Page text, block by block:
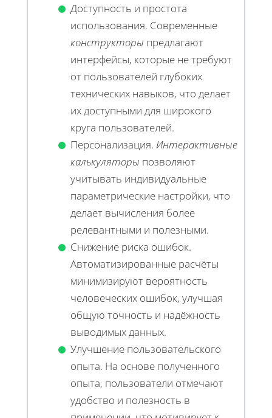
Доступность и простота
использования. Современные
конструкторы предлагают
интерфейсы, которые не требуют
от пользователей глубоких
технических навыков, что делает
их доступными для широкого
круга пользователей.
Персонализация. Интерактивные
калькуляторы позволяют
учитывать индивидуальные
параметрические настройки, что
делает вычисления более
релевантными и полезными.
Снижение риска ошибок.
Автоматизированные расчёты
минимизируют вероятность
человеческих ошибок, улучшая
общую точность и надёжность
выводимых данных.
Улучшение пользовательского
опыта. На основе полученного
опыта, пользователи отмечают
удобство и полезность в